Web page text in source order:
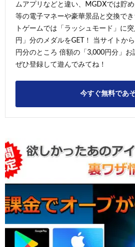
ムアプリなどと違い、MGDXでは貯
等の電子マネーや豪華景品と交換で
トゲームでは「ラッシュモード」に
円」分のメダルをGET！ 当サイトか
円分のところ 倍額の「3,000円分」お
ぜひ登録して遊んでみてね！
今すぐ無料であ